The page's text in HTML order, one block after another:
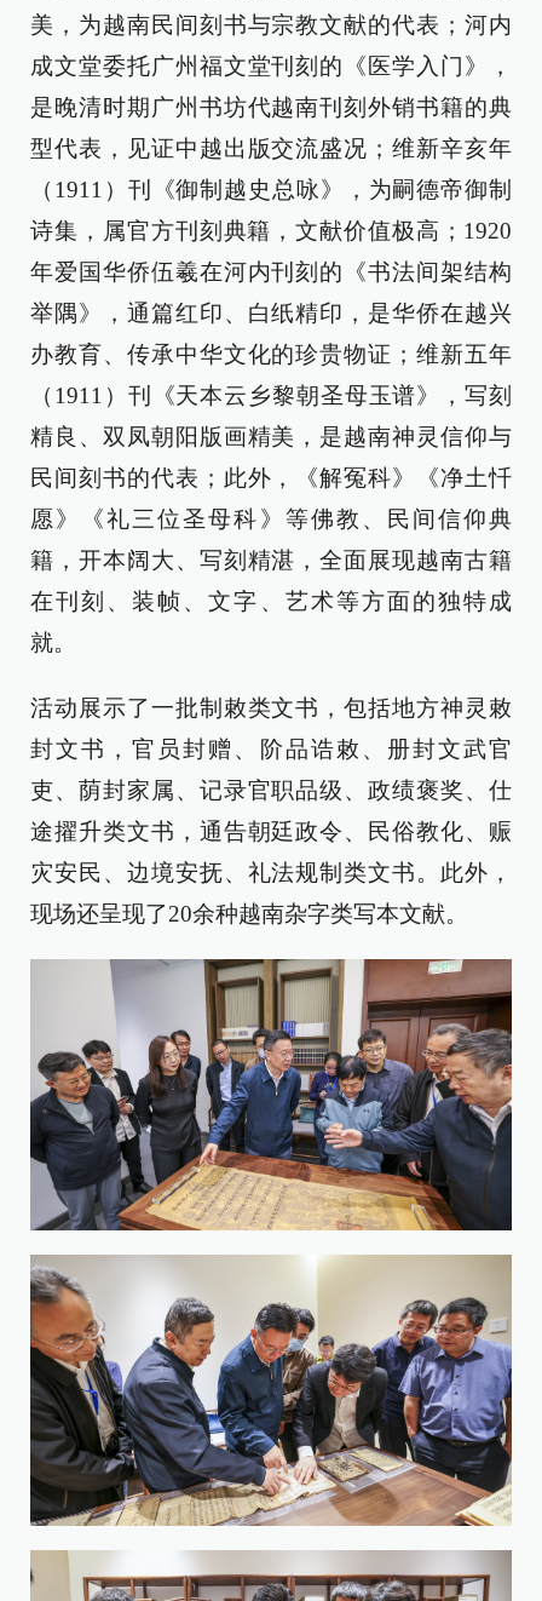
美，为越南民间刻书与宗教文献的代表；河内
成文堂委托广州福文堂刊刻的《医学入门》，
是晚清时期广州书坊代越南刊刻外销书籍的典
型代表，见证中越出版交流盛况；维新辛亥年
（1911）刊《御制越史总咏》，为嗣德帝御制
诗集，属官方刊刻典籍，文献价值极高；1920
年爱国华侨伍羲在河内刊刻的《书法间架结构
举隅》，通篇红印、白纸精印，是华侨在越兴
办教育、传承中华文化的珍贵物证；维新五年
（1911）刊《天本云乡黎朝圣母玉谱》，写刻
精良、双凤朝阳版画精美，是越南神灵信仰与
民间刻书的代表；此外，《解冤科》《净土忏
愿》《礼三位圣母科》等佛教、民间信仰典
籍，开本阔大、写刻精湛，全面展现越南古籍
在刊刻、装帧、文字、艺术等方面的独特成
就。
活动展示了一批制敕类文书，包括地方神灵敕
封文书，官员封赠、阶品诰敕、册封文武官
吏、荫封家属、记录官职品级、政绩褒奖、仕
途擢升类文书，通告朝廷政令、民俗教化、赈
灾安民、边境安抚、礼法规制类文书。此外，
现场还呈现了20余种越南杂字类写本文献。